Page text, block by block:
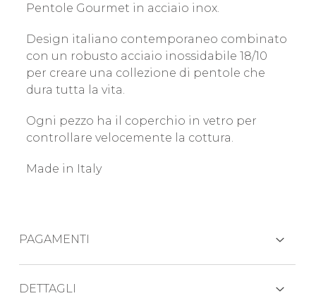
Pentole Gourmet in acciaio inox.
Design italiano contemporaneo combinato
con un robusto acciaio inossidabile 18/10
per creare una collezione di pentole che
dura tutta la vita.
Ogni pezzo ha il coperchio in vetro per
controllare velocemente la cottura.
Made in Italy
PAGAMENTI
DETTAGLI